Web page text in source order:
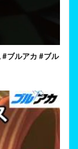
#ブルアカ #ブル